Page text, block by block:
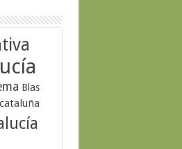
Blas
cataluña